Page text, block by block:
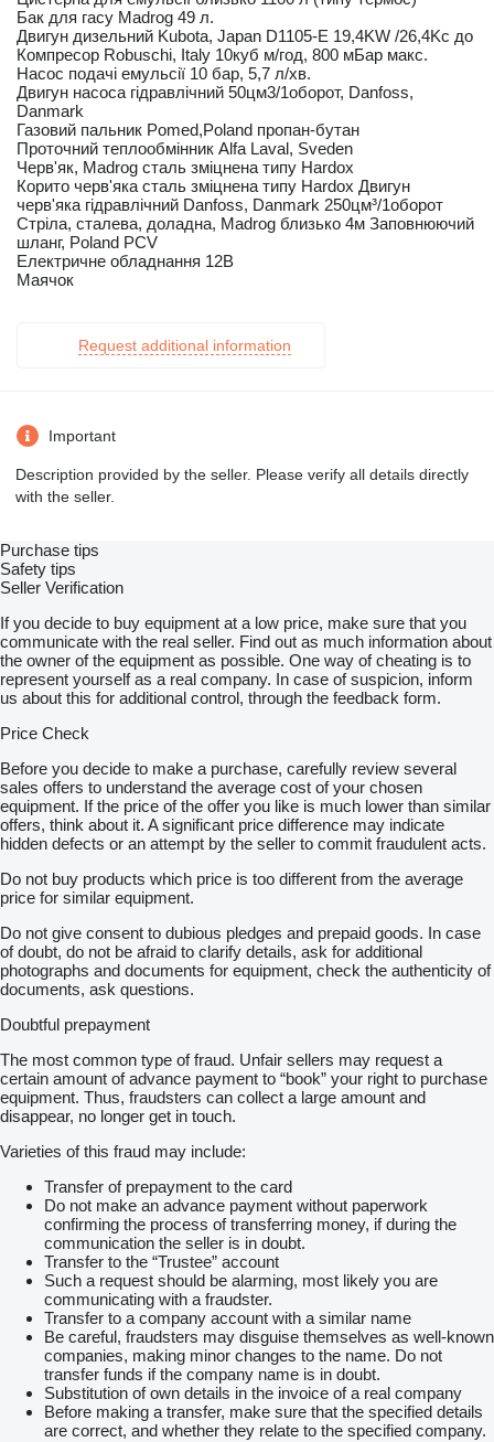
Бак для гасу Madrog 49 л.
Двигун дизельний Kubota, Japan D1105-E 19,4KW /26,4Kс до
Компресор Robuschi, Italy 10куб м/год, 800 мБар макс.
Насос подачі емульсії 10 бар, 5,7 л/хв.
Двигун насоса гідравлічний 50цм3/1оборот, Danfoss,
Danmark
Газовий пальник Pomed,Poland пропан-бутан
Проточний теплообмінник Alfa Laval, Sveden
Черв'як, Madrog сталь зміцнена типу Hardox
Корито черв'яка сталь зміцнена типу Hardox Двигун
черв'яка гідравлічний Danfoss, Danmark 250цм³/1оборот
Стріла, сталева, доладна, Madrog близько 4м Заповнюючий
шланг, Poland PCV
Електричне обладнання 12В
Маячок
Request additional information
Important
Description provided by the seller. Please verify all details directly
with the seller.
Purchase tips
Safety tips
Seller Verification
If you decide to buy equipment at a low price, make sure that you
communicate with the real seller. Find out as much information about
the owner of the equipment as possible. One way of cheating is to
represent yourself as a real company. In case of suspicion, inform
us about this for additional control, through the feedback form.
Price Check
Before you decide to make a purchase, carefully review several
sales offers to understand the average cost of your chosen
equipment. If the price of the offer you like is much lower than similar
offers, think about it. A significant price difference may indicate
hidden defects or an attempt by the seller to commit fraudulent acts.
Do not buy products which price is too different from the average
price for similar equipment.
Do not give consent to dubious pledges and prepaid goods. In case
of doubt, do not be afraid to clarify details, ask for additional
photographs and documents for equipment, check the authenticity of
documents, ask questions.
Doubtful prepayment
The most common type of fraud. Unfair sellers may request a
certain amount of advance payment to “book” your right to purchase
equipment. Thus, fraudsters can collect a large amount and
disappear, no longer get in touch.
Varieties of this fraud may include:
Transfer of prepayment to the card
Do not make an advance payment without paperwork
confirming the process of transferring money, if during the
communication the seller is in doubt.
Transfer to the “Trustee” account
Such a request should be alarming, most likely you are
communicating with a fraudster.
Transfer to a company account with a similar name
Be careful, fraudsters may disguise themselves as well-known
companies, making minor changes to the name. Do not
transfer funds if the company name is in doubt.
Substitution of own details in the invoice of a real company
Before making a transfer, make sure that the specified details
are correct, and whether they relate to the specified company.